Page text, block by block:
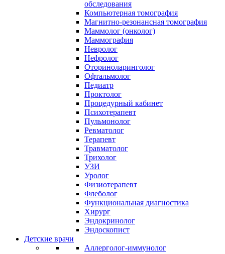
обследования
Компьютерная томография
Магнитно-резонансная томография
Маммолог (онколог)
Маммография
Невролог
Нефролог
Оториноларинголог
Офтальмолог
Педиатр
Проктолог
Процедурный кабинет
Психотерапевт
Пульмонолог
Ревматолог
Терапевт
Травматолог
Трихолог
УЗИ
Уролог
Физиотерапевт
Флеболог
Функциональная диагностика
Хирург
Эндокринолог
Эндоскопист
Детские врачи
Аллерголог-иммунолог